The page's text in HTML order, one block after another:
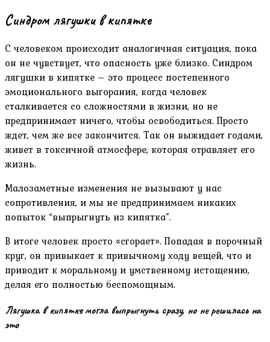
Синдром лягушки в кипятке
С человеком происходит аналогичная ситуация, пока
он не чувствует, что опасность уже близко. Синдром
лягушки в кипятке – это процесс постепенного
эмоционального выгорания, когда человек
сталкивается со сложностями в жизни, но не
предпринимает ничего, чтобы освободиться. Просто
ждет, чем же все закончится. Так он выжидает годами,
живет в токсичной атмосфере, которая отравляет его
жизнь.
Малозаметные изменения не вызывают у нас
сопротивления, и мы не предпринимаем никаких
попыток “выпрыгнуть из кипятка”.
В итоге человек просто «сгорает». Попадая в порочный
круг, он привыкает к привычному ходу вещей, что и
приводит к моральному и умственному истощению,
делая его полностью беспомощным.
Лягушка в кипятке могла выпрыгнуть сразу, но не решилась на
это